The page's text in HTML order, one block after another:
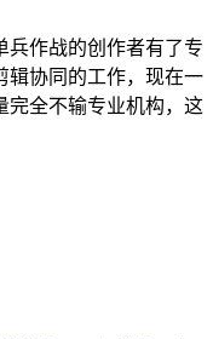
兵作战的创作者有了专
辑协同的工作，现在一
完全不输专业机构，这